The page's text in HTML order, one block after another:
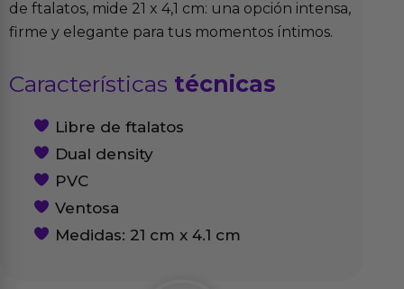
de ftalatos, mide 21 x 4,1 cm: una opción intensa,
firme y elegante para tus momentos íntimos.
Características técnicas
Libre de ftalatos
Dual density
PVC
Ventosa
Medidas: 21 cm x 4.1 cm